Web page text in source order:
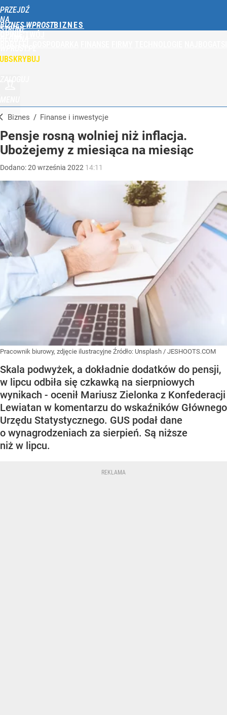
PRZEJDŹ
NA
STRONĘ
BIZNES WPROST
Biznes / Finanse i inwestycje
Pensje rosną wolniej niż inflacja.
Ubożejemy z miesiąca na miesiąc
Dodano:20 września 2022 14:11
Pracownik biurowy, zdjęcie ilustracyjne Źródło: Unsplash / JESHOOTS.COM
Skala podwyżek, a dokładnie dodatków do pensji,
w lipcu odbiła się czkawką na sierpniowych
wynikach - ocenił Mariusz Zielonka z Konfederacji
Lewiatan w komentarzu do wskaźników Głównego
Urzędu Statystycznego. GUS podał dane
o wynagrodzeniach za sierpień. Są niższe
niż w lipcu.